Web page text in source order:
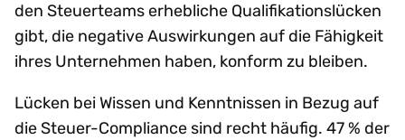
den Steuerteams erhebliche Qualifikationslücken
gibt, die negative Auswirkungen auf die Fähigkeit
ihres Unternehmen haben, konform zu bleiben.
Lücken bei Wissen und Kenntnissen in Bezug auf
die Steuer-Compliance sind recht häufig. 47 % der